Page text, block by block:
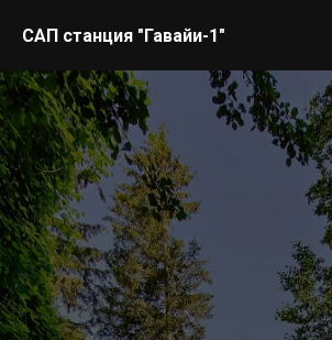
САП станция "Гавайи-1"